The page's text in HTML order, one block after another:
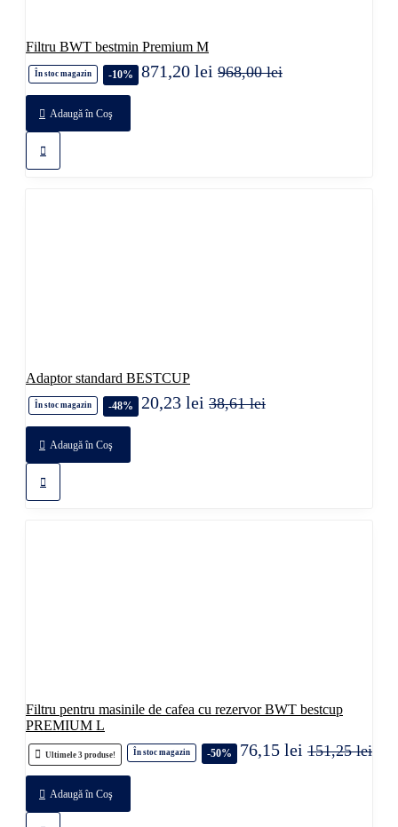
Filtru BWT bestmin Premium M
În stoc magazin -10% 871,20 lei 968,00 lei
Adaugă în Coş
Adaptor standard BESTCUP
În stoc magazin -48% 20,23 lei 38,61 lei
Adaugă în Coş
Filtru pentru masinile de cafea cu rezervor BWT bestcup
PREMIUM L
Ultimele 3 produse! În stoc magazin -50% 76,15 lei 151,25 lei
Adaugă în Coş